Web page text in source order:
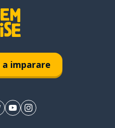
a imparare